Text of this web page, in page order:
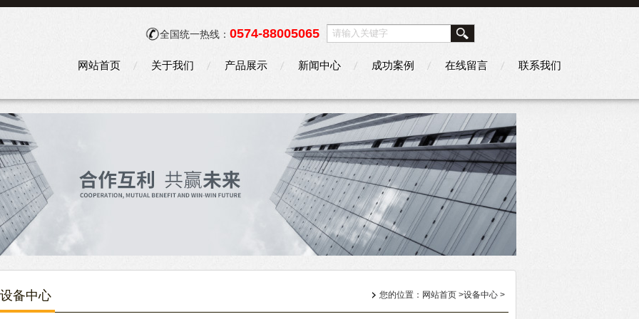
全国统一热线： 0574-88005065
网站首页 关于我们 产品展示 新闻中心 成功案例 在线留言 联系我们
设备中心 您的位置： 网站首页 >设备中心 >